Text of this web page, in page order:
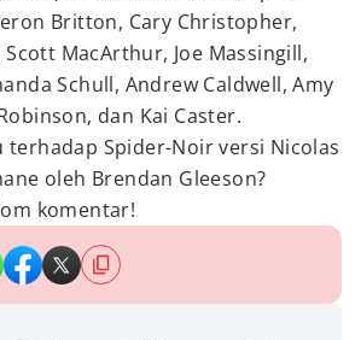
Britton, Cary Christopher,
MacArthur, Joe Massingill,
Schull, Andrew Caldwell, Amy
dan Kai Caster.
terhadap Spider-Noir versi Nicolas
oleh Brendan Gleeson?
komentar!